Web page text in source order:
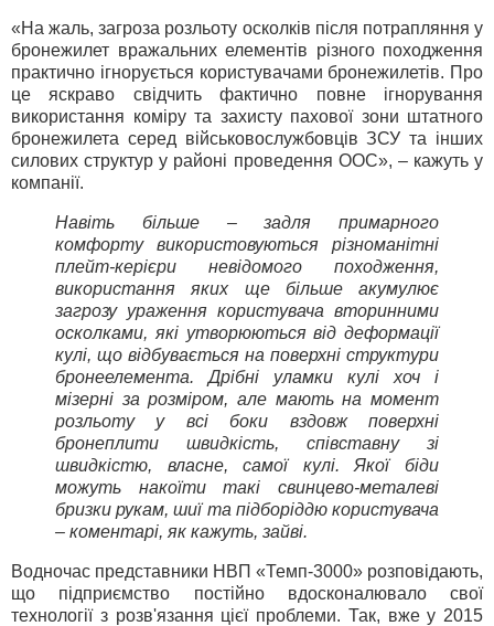
«На жаль, загроза розльоту осколків після потрапляння у
бронежилет вражальних елементів різного походження
практично ігнорується користувачами бронежилетів. Про
це яскраво свідчить фактично повне ігнорування
використання коміру та захисту пахової зони штатного
бронежилета серед військовослужбовців ЗСУ та інших
силових структур у районі проведення ООС», – кажуть у
компанії.
Навіть більше – задля примарного
комфорту використовуються різноманітні
плейт-керієри невідомого походження,
використання яких ще більше акумулює
загрозу ураження користувача вторинними
осколками, які утворюються від деформації
кулі, що відбувається на поверхні структури
бронеелемента. Дрібні уламки кулі хоч і
мізерні за розміром, але мають на момент
розльоту у всі боки вздовж поверхні
бронеплити швидкість, співставну зі
швидкістю, власне, самої кулі. Якої біди
можуть накоїти такі свинцево-металеві
бризки рукам, шиї та підборіддю користувача
– коментарі, як кажуть, зайві.
Водночас представники НВП «Темп-3000» розповідають,
що підприємство постійно вдосконалювало свої
технології з розв'язання цієї проблеми. Так, вже у 2015